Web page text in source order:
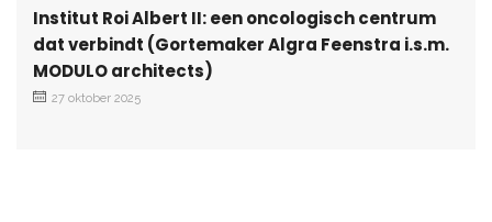
Institut Roi Albert II: een oncologisch centrum
dat verbindt (Gortemaker Algra Feenstra i.s.m.
MODULO architects)
27 oktober 2025